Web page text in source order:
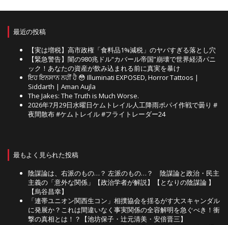
最近の投稿
【実は増税】高市政権「食料品1%減税」のヤバすぎる落とし穴
【緊急警告】闇の980兆ドル“カバール帝国”崩壊で世界経済パニ
ック！あなたの資産が飲み込まれる前に真実を暴け
ਇਹ ਇਨਸਾਨ ਨਹੀਂ ਹੈ 😳 Illuminati EXPOSED, Horror Tattoos |
Siddarth | Aman Aujla
The Jakes: The Truth is Much Worse.
2026年7月29日水曜日ケムトレイル人工降雨ポパイ作戦で曇り #
夜間散布 #ケムトレイル #フライトレーダー24
最もよく見られた投稿
陰謀論は、右派のもの…？ 左派のもの…？ 陰謀論と政治・民主
主義の「意外な関係」【政治学者が解説】【となりの陰謀論 】
【烏谷昌幸】
「連帯ユニオン関西生コン」相撲協会を揺るがす大スキャンダル
に発展か？これは間違いなく事実関係の全容解明を急ぐべき！衝
撃の真相とは！？【池坊保子・辻元清美・安倍晋三】